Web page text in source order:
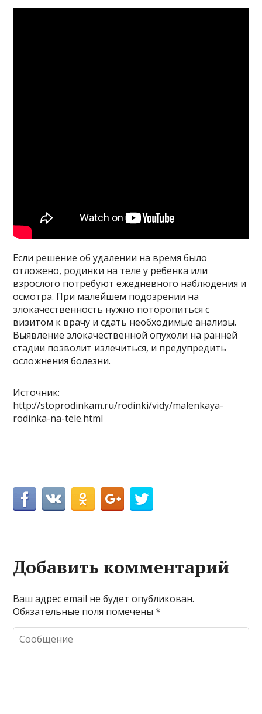
Если решение об удалении на время было
отложено, родинки на теле у ребенка или
взрослого потребуют ежедневного наблюдения и
осмотра. При малейшем подозрении на
злокачественность нужно поторопиться с
визитом к врачу и сдать необходимые анализы.
Выявление злокачественной опухоли на ранней
стадии позволит излечиться, и предупредить
осложнения болезни.
Источник:
http://stoprodinkam.ru/rodinki/vidy/malenkaya-
rodinka-na-tele.html
Добавить комментарий
Ваш адрес email не будет опубликован.
Обязательные поля помечены*